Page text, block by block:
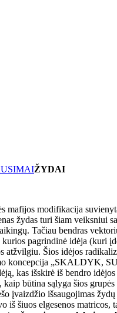
ŽYDAI
mafijos modifikacija
žydas turi šiam veiksniui
Tačiau bendras
pagrindinė idėja (kuri
Šios idėjos
koncepcija „SKALDYK,
kas išskirė iš bendro
būtina sąlyga šios
įvaizdžio išsaugojimas
šiuos elgesenos matricos,